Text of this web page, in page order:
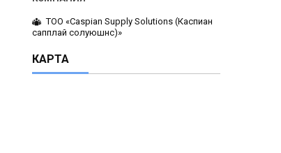
ТОО «Caspian Supply Solutions (Каспиан
сапплай солуюшнс)»
КАРТА